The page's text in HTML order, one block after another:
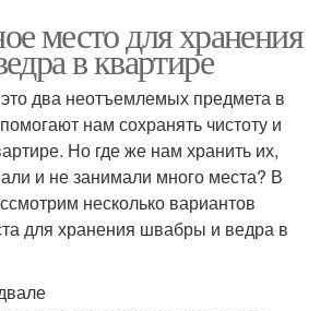
место для хранения
в квартире
два неотъемлемых предмета в
нам сохранять чистоту и
Но где же нам хранить их,
и не занимали много места? В
несколько вариантов
для хранения швабры и ведра в